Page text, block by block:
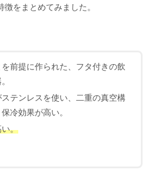
をまとめてみました。
前提に作られた、フタ付きの飲
テンレスを使い、二重の真空構
冷効果が高い。
い。